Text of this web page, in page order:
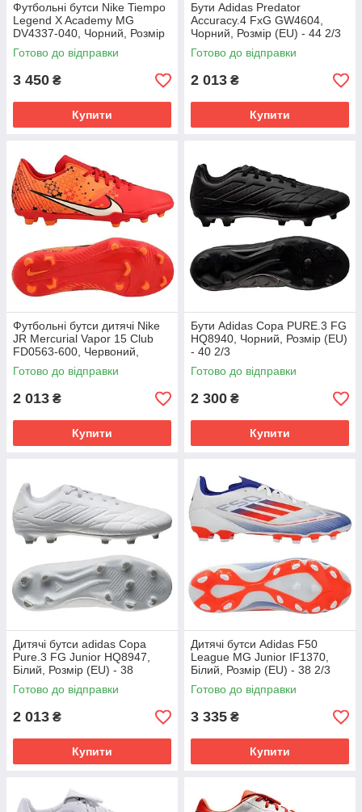
Футбольні бутси Nike Tiempo
Legend X Academy MG
DV4337-040, Чорний, Розмір
(EU) - 43
Готово до відправки
3 450 ₴
Купити
Бути Adidas Predator
Accuracy.4 FxG GW4604,
Чорний, Розмір (EU) - 44 2/3
Готово до відправки
2 013 ₴
Купити
Футбольні бутси дитячі Nike
JR Mercurial Vapor 15 Club
FD0563-600, Червоний,
Розмір (EU) - 38
Готово до відправки
2 013 ₴
Купити
Бути Adidas Copa PURE.3 FG
HQ8940, Чорний, Розмір (EU)
- 40 2/3
Готово до відправки
2 300 ₴
Купити
Дитячі бутси adidas Copa
Pure.3 FG Junior HQ8947,
Білий, Розмір (EU) - 38
Готово до відправки
2 013 ₴
Купити
Дитячі бутси Adidas F50
League MG Junior IF1370,
Білий, Розмір (EU) - 38 2/3
Готово до відправки
3 335 ₴
Купити